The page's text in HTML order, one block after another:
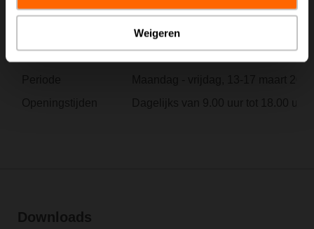
Weigeren
Messe Frankfurt Exhibition GmbH,
Downloads